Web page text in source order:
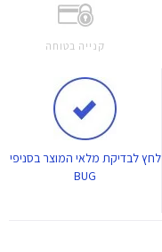
קנייה בטוחה
לחץלבדיקת מלאי המוצר בסניפי
BUG